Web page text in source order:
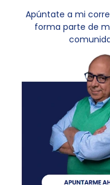
Apúntate a mi
forma parte de